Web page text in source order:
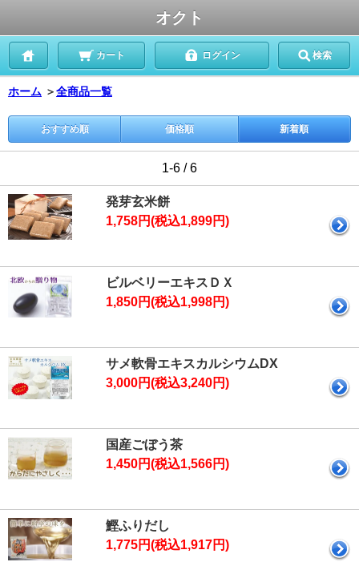
オクト
カート ログイン 検索
ホーム ＞全商品一覧
おすすめ順 価格順 新着順
1-6 / 6
発芽玄米餅
1,758円(税込1,899円)
ビルベリーエキスＤＸ
1,850円(税込1,998円)
サメ軟骨エキスカルシウムDX
3,000円(税込3,240円)
国産ごぼう茶
1,450円(税込1,566円)
鰹ふりだし
1,775円(税込1,917円)